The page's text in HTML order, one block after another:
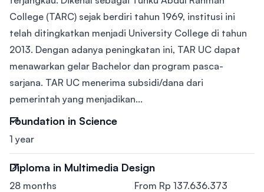
College (TARC) sejak berdiri tahun 1969, institusi ini
telah ditingkatkan menjadi University College di tahun
2013. Dengan adanya peningkatan ini, TAR UC dapat
menawarkan gelar Bachelor dan program pasca-
sarjana. TAR UC menerima subsidi/dana dari
pemerintah yang menjadikan...
Foundation in Science
1 year
Diploma in Multimedia Design
28 months From Rp 137.636.373